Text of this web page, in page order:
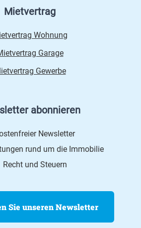
Mietvertrag
Wohnung
Garage
Gewerbe
abonnieren
Newsletter
rund um die Immobilie
Recht und Steuern
Sie unseren Newsletter